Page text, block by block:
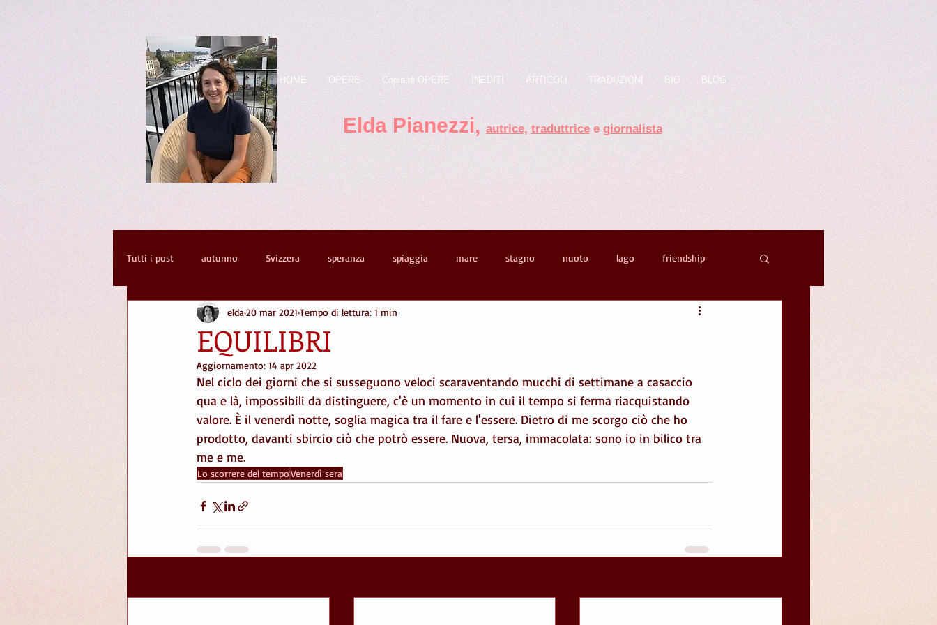
HOME OPERE Copia di OPERE INEDITI ARTICOLI TRADUZIONI BIO BLOG
Elda Pianezzi , autrice, traduttricee giornalista
Tutti i post autunno Svizzera speranza spiaggia mare stagno nuoto lago friendship
Spaziergänge potere genetica primavera
strade scrivere
EQUILIBRI
elda 20 mar 2021 Tempo di lettura: 1 min
Aggiornamento: 14 apr 2022
Nel ciclo dei giorni che si susseguono veloci scaraventando mucchi di settimane a casaccio
qua e là, impossibili da distinguere, c'è un momento in cui il tempo si ferma riacquistando
valore. È il venerdì notte, soglia magica tra il fare e l'essere. Dietro di me scorgo ciò che ho
prodotto, davanti sbircio ciò che potrò essere. Nuova, tersa, immacolata: sono io in bilico tra
me e me.
Lo scorrere del tempoVenerdì sera